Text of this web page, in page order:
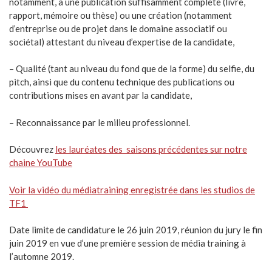
rapport, mémoire ou thèse) ou une création (notamment
d’entreprise ou de projet dans le domaine associatif ou
sociétal) attestant du niveau d’expertise de la candidate,
– Qualité (tant au niveau du fond que de la forme) du selfie, du
pitch, ainsi que du contenu technique des publications ou
contributions mises en avant par la candidate,
– Reconnaissance par le milieu professionnel.
Découvrez les lauréates des saisons précédentes sur notre
chaine YouTube
Voir la vidéo du médiatraining enregistrée dans les studios de
TF1
Date limite de candida​ture le 26 juin 2019, réunion du jury le fin
juin 2019 en vue d’une première session de média training à
l’automne 2019.